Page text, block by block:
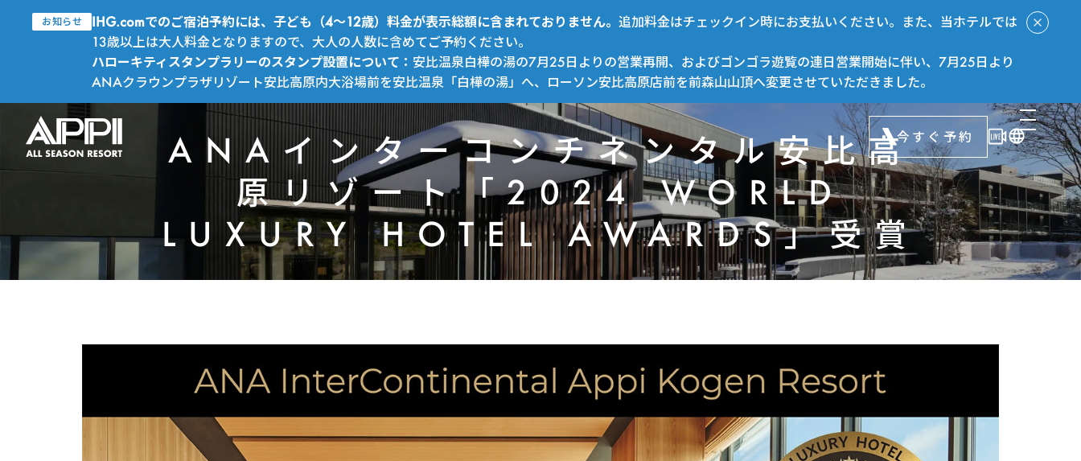
お知らせ IHG.comでのご宿泊予約には、子ども（4～12歳）料金が表示総額に含まれておりません。追加料金はチェックイン時にお支払いください。また、当ホテルでは
13歳以上は大人料金となりますので、大人の人数に含めてご予約ください。
ハローキティスタンプラリーのスタンプ設置について：安比温泉白樺の湯の7月25日よりの営業再開、およびゴンゴラ遊覧の連日営業開始に伴い、7月25日より
ANAクラウンプラザリゾート安比高原内大浴場前を安比温泉「白樺の湯」へ、ローソン安比高原店前を前森山山頂へ変更させていただきました。
今すぐ予約
ANAインターコンチネンタル安比高
原リゾート「2024 WORLD
LUXURY HOTEL AWARDS」受賞